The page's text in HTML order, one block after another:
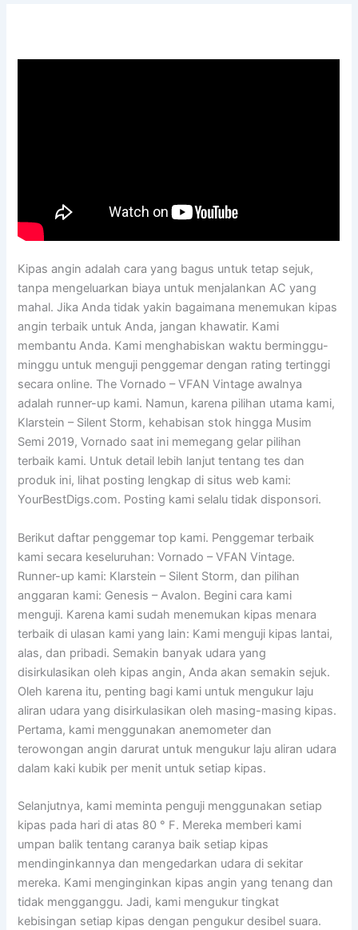
Kipas angin adalah cara yang bagus untuk tetap sejuk,
tanpa mengeluarkan biaya untuk menjalankan AC yang
mahal. Jika Anda tidak yakin bagaimana menemukan kipas
angin terbaik untuk Anda, jangan khawatir. Kami
membantu Anda. Kami menghabiskan waktu berminggu-
minggu untuk menguji penggemar dengan rating tertinggi
secara online. The Vornado – VFAN Vintage awalnya
adalah runner-up kami. Namun, karena pilihan utama kami,
Klarstein – Silent Storm, kehabisan stok hingga Musim
Semi 2019, Vornado saat ini memegang gelar pilihan
terbaik kami. Untuk detail lebih lanjut tentang tes dan
produk ini, lihat posting lengkap di situs web kami:
YourBestDigs.com. Posting kami selalu tidak disponsori.
Berikut daftar penggemar top kami. Penggemar terbaik
kami secara keseluruhan: Vornado – VFAN Vintage.
Runner-up kami: Klarstein – Silent Storm, dan pilihan
anggaran kami: Genesis – Avalon. Begini cara kami
menguji. Karena kami sudah menemukan kipas menara
terbaik di ulasan kami yang lain: Kami menguji kipas lantai,
alas, dan pribadi. Semakin banyak udara yang
disirkulasikan oleh kipas angin, Anda akan semakin sejuk.
Oleh karena itu, penting bagi kami untuk mengukur laju
aliran udara yang disirkulasikan oleh masing-masing kipas.
Pertama, kami menggunakan anemometer dan
terowongan angin darurat untuk mengukur laju aliran udara
dalam kaki kubik per menit untuk setiap kipas.
Selanjutnya, kami meminta penguji menggunakan setiap
kipas pada hari di atas 80 ° F. Mereka memberi kami
umpan balik tentang caranya baik setiap kipas
mendinginkannya dan mengedarkan udara di sekitar
mereka. Kami menginginkan kipas angin yang tenang dan
tidak mengganggu. Jadi, kami mengukur tingkat
kebisingan setiap kipas dengan pengukur desibel suara.